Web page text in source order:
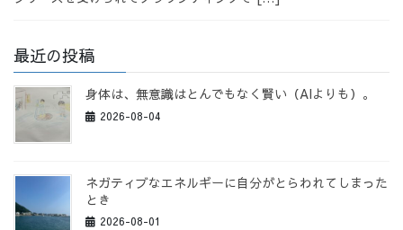
最近の投稿
身体は、無意識はとんでもなく賢い（AIよりも）。
2026-08-04
ネガティブなエネルギーに自分がとらわれてしまった
とき
2026-08-01